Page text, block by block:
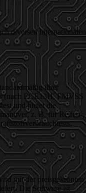
diversen internationalen
über
(nach ECE13H, FMVSS
und bietet die
z. B. für Reifen-,
mit der preisgekrönten
Die Software ist